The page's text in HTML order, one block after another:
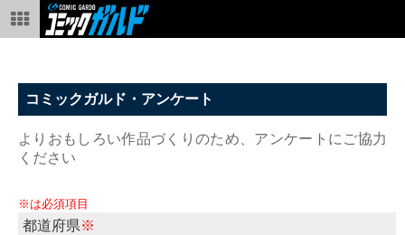
コミックガルド・アンケート
よりおもしろい作品づくりのため、アンケートにご協力
ください
※は必須項目
都道府県※